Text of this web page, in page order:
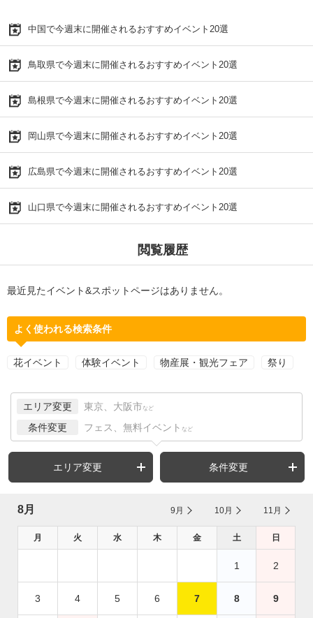
中国で今週末に開催されるおすすめイベント20選
鳥取県で今週末に開催されるおすすめイベント20選
島根県で今週末に開催されるおすすめイベント20選
岡山県で今週末に開催されるおすすめイベント20選
広島県で今週末に開催されるおすすめイベント20選
山口県で今週末に開催されるおすすめイベント20選
閲覧履歴
最近見たイベント&スポットページはありません。
よく使われる検索条件
花イベント 体験イベント 物産展・観光フェア 祭り
エリア変更 東京、大阪市 など
条件変更 フェス、無料イベント など
エリア変更 条件変更
8月 9月 10月 11月
月 火 水 木 金 土 日
1 2
3 4 5 6 7 8 9